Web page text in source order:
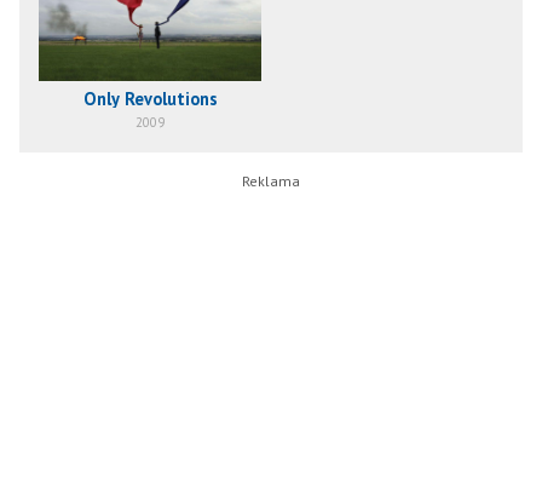
Only Revolutions
2009